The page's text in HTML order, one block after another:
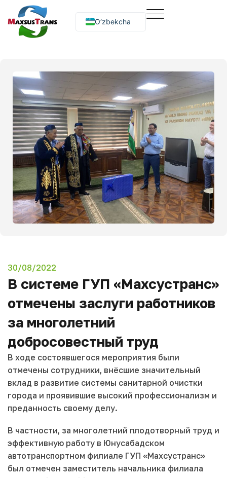
O‘zbekcha
Русский
30/08/2022
В системе ГУП «Махсустранс»
отмечены заслуги работников
за многолетний
добросовестный труд
В ходе состоявшегося мероприятия были
отмечены сотрудники, внёсшие значительный
вклад в развитие системы санитарной очистки
города и проявившие высокий профессионализм и
преданность своему делу.
В частности, за многолетний плодотворный труд и
эффективную работу в Юнусабадском
автотранспортном филиале ГУП «Махсустранс»
был отмечен заместитель начальника филиала